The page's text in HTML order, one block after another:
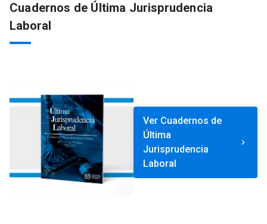
Cuadernos de Última Jurisprudencia
Laboral
Ver Cuadernos de
Última
Jurisprudencia
Laboral
keyboard_arrow_right